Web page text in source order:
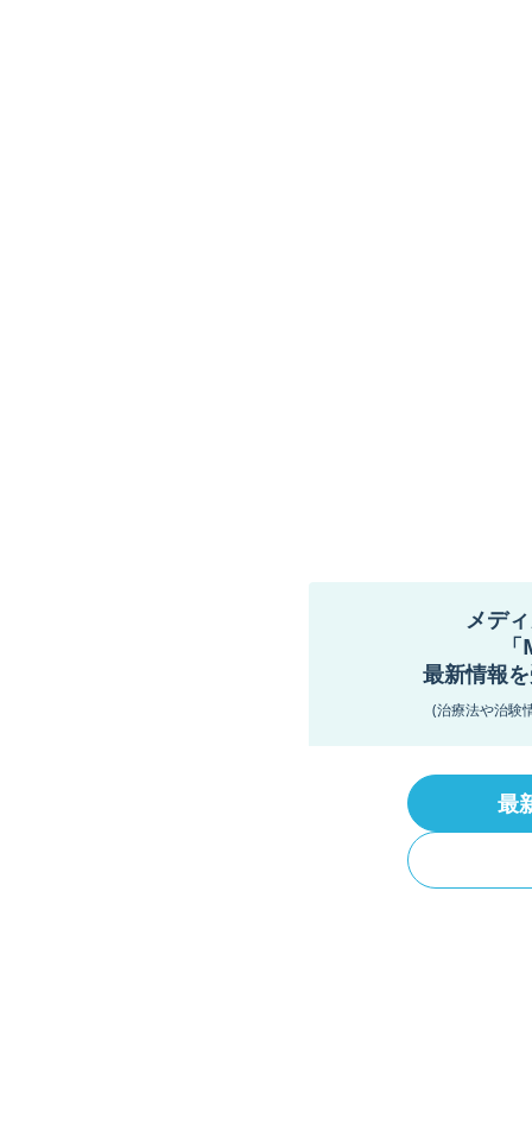
メデ
最新情報
(治療法や治験
最